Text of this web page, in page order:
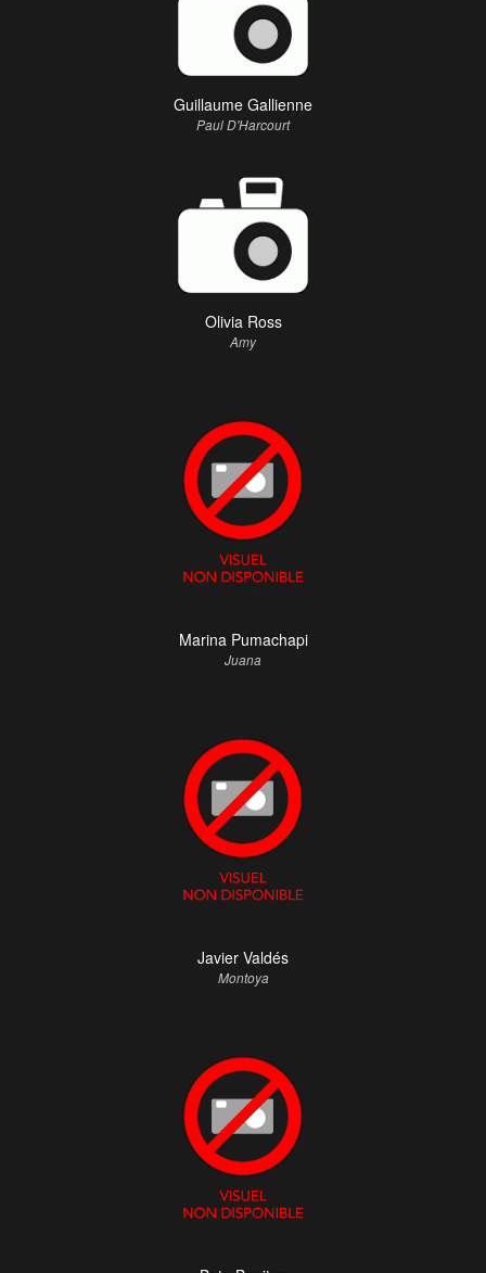
Guillaume Gallienne
Paul D'Harcourt
Olivia Ross
Amy
Marina Pumachapi
Juana
Javier Valdés
Montoya